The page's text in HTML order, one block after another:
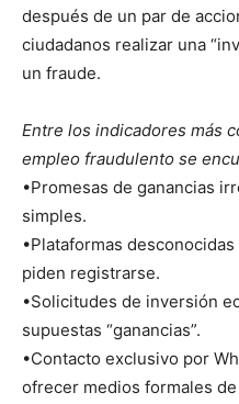
después de un par de
ciudadanos realizar una
un fraude.
Entre los indicadores más
empleo fraudulento se
•Promesas de ganancias
simples.
•Plataformas
piden registrarse.
•Solicitudes de inversión
supuestas “ganancias”.
•Contacto exclusivo por
ofrecer medios formales